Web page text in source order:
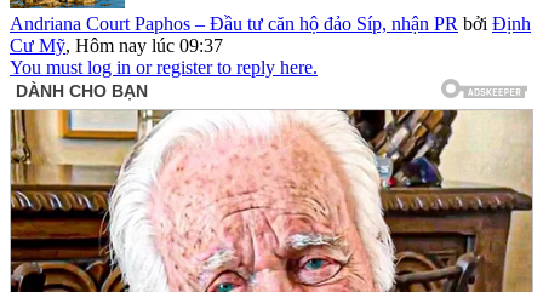
Andriana Court Paphos – Đầu tư căn hộ đảo Síp, nhận PR bởi Định
Cư Mỹ, Hôm nay lúc 09:37
You must log in or register to reply here.